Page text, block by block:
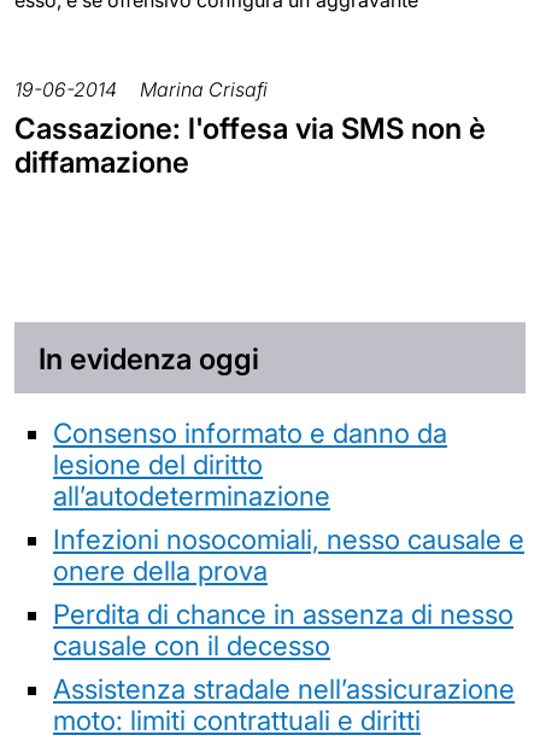
19-06-2014 Marina Crisafi
Cassazione: l'offesa via SMS non è
diffamazione
In evidenza oggi
Consenso informato e danno da
lesione del diritto
all’autodeterminazione
Infezioni nosocomiali, nesso causale e
onere della prova
Perdita di chance in assenza di nesso
causale con il decesso
Assistenza stradale nell’assicurazione
moto: limiti contrattuali e diritti